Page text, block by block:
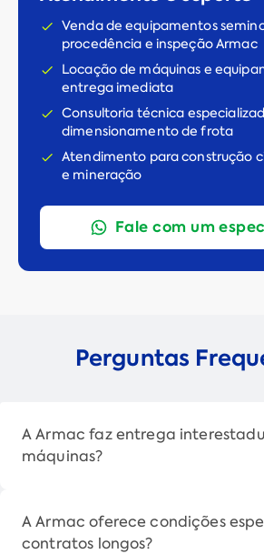
Venda de equipamentos
procedência e inspeção Armac
Locação de máquinas e
entrega imediata
Consultoria técnica
dimensionamento de frota
Atendimento para construção
e mineração
Fale com um
Perguntas
A Armac faz entrega
máquinas?
A Armac oferece condições
contratos longos?